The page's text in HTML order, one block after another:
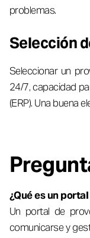
problemas.
Selección
Seleccionar un
24/7, capacidad
(ERP). Una buena
¿Qué es un
Un portal de
comunicarse y